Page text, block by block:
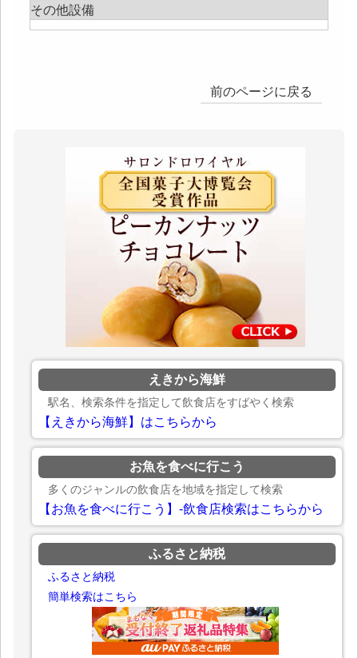
その他設備
前のページに戻る
えきから海鮮
駅名、検索条件を指定して飲食店をすばやく検索
【えきから海鮮】はこちらから
お魚を食べに行こう
多くのジャンルの飲食店を地域を指定して検索
【お魚を食べに行こう】-飲食店検索はこちらから
ふるさと納税
ふるさと納税
簡単検索はこちら